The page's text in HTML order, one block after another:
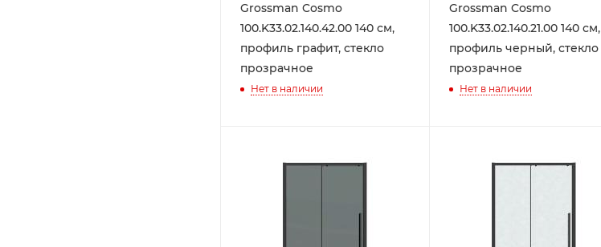
Grossman Cosmo
100.K33.02.140.42.00 140 см,
профиль графит, стекло
прозрачное
Нет в наличии
Grossman Cosmo
100.K33.02.140.21.00 140 см,
профиль черный, стекло
прозрачное
Нет в наличии